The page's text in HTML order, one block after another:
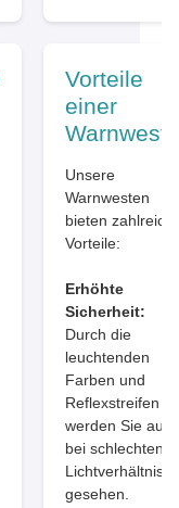
Vorteile
einer
Warnweste
Unsere
Warnwesten
bieten
Vorteile:
Erhöhte
Sicherheit:
Durch die
leuchtenden
Farben und
Reflexstreifen
werden Sie auch
bei schlechten
gesehen.